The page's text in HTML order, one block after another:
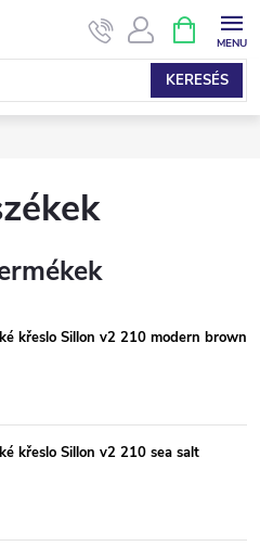
KERESÉS
KOSÁR
křeslo Sillon v2 210 modern brown
křeslo Sillon v2 210 sea salt